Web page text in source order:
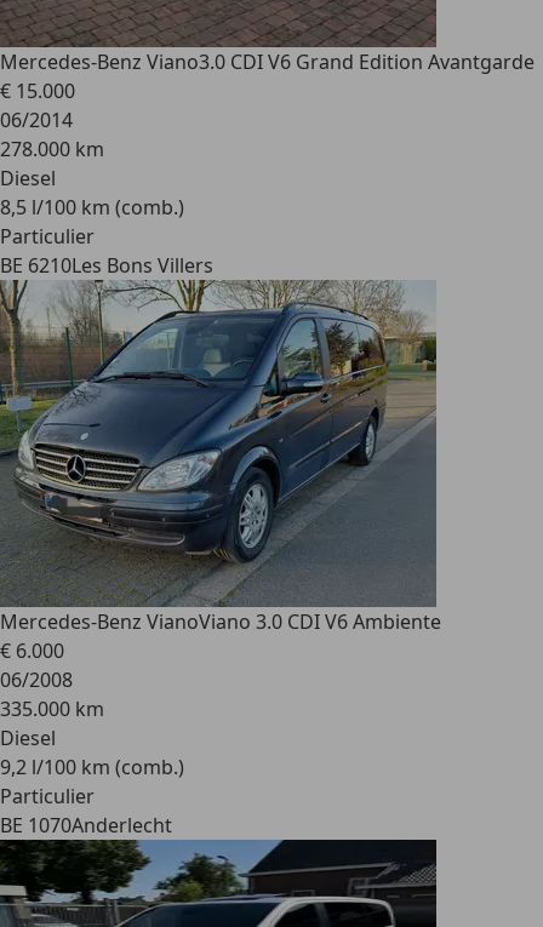
Mercedes-Benz Viano3.0 CDI V6 Grand Edition Avantgarde
€ 15.000
06/2014
278.000 km
Diesel
8,5 l/100 km (comb.)
Particulier
BE 6210Les Bons Villers
Mercedes-Benz VianoViano 3.0 CDI V6 Ambiente
€ 6.000
06/2008
335.000 km
Diesel
9,2 l/100 km (comb.)
Particulier
BE 1070Anderlecht